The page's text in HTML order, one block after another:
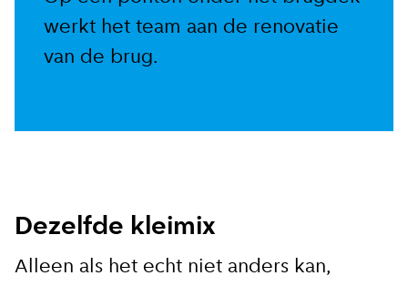
kademuren in Amsterdam. Meld je aan voor
werkt het team aan de renovatie
van de brug.
Dezelfde kleimix
Alleen als het echt niet anders kan,